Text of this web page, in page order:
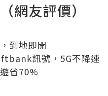
網友評價）
到地即開
訊號，5G不降速
省70%